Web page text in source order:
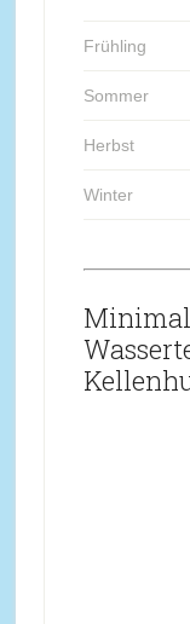
Frühling
Sommer
Herbst
Winter